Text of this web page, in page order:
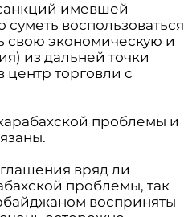
имевшей
воспользоваться
свою экономическую и
из дальней точки
центр торговли с
проблемы и
вряд ли
проблемы, так
восприняты